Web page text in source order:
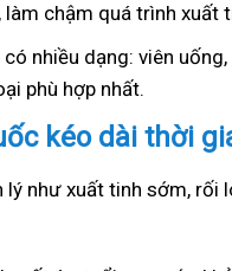
chậm quá trình xuất
nhiều dạng: viên
phù hợp nhất.
kéo dài thời
như xuất tinh sớm,